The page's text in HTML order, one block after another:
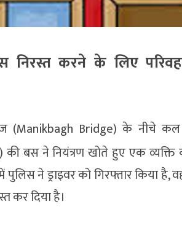
निरस्त करने के लिए
(Manikbagh Bridge) के नीचे
बस ने नियंत्रण खोते हुए एक
ने ड्राइवर को गिरफ्तार किया
कर दिया है।